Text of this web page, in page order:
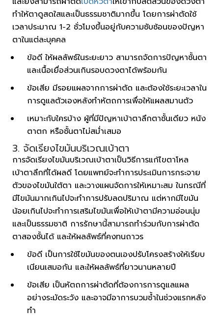
ทำให้ตาดูสดใสและเป็นธรรมชาติมากขึ้น โดยการผ่าตัดใช้
เวลาประมาณ 1-2 ชั่วโมงขึ้นอยู่กับความซับซ้อนของปัญหา
ตาในแต่ละบุคคล
ข้อดี ให้ผลลัพธ์ในระยะยาว สามารถจัดการปัญหาชั้นตา
และเนื้อเยื่อส่วนเกินรอบดวงตาได้พร้อมกัน
ข้อเสีย มีรอยแผลจากการผ่าตัด และต้องใช้ระยะเวลาใน
การดูแลตัวเองหลังทำหัตถการเพื่อให้แผลสมานตัว
เหมาะกับใครบ้าง ผู้ที่มีปัญหาเบ้าตาลึกตาชั้นเดียว หนัง
ตาตก หรือชั้นตาไม่สม่ำเสมอ
3. จัดเรียงไขมันบริเวณเบ้าตา
การจัดเรียงไขมันบริเวณเบ้าตาเป็นวิธีการแก้ไขตาโหล
เบ้าตาลึกที่ได้ผลดี โดยแพทย์จะทำการประเมินการกระจาย
ตัวของไขมันใต้ตา และวางแผนจัดการให้เหมาะสม ในกรณีที่
มีไขมันมากเกินไปจะทำการปรับลดปริมาณ แต่หากมีไขมัน
น้อยเกินไปจะทำการเสริมไขมันเพื่อให้เบ้าตามีความอ่อนนุ่ม
และเป็นธรรมชาติ การรักษานี้สามารถทำร่วมกับการผ่าตัด
ตาสองชั้นได้ และให้ผลลัพธ์ที่คงทนถาวร
ข้อดี เป็นการใช้ไขมันของตนเองปรับโครงสร้างให้เรียบ
เนียนเสมอกัน และให้ผลลัพธ์ที่ยาวนานหลายปี
ข้อเสีย เป็นหัตถการผ่าตัดที่ต้องการการดูแลแผล
อย่างระมัดระวัง และอาจมีอาการบวมช้ำในช่วงแรกหลัง
ทำ